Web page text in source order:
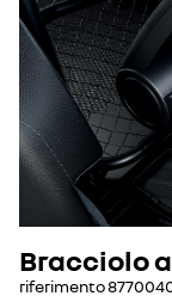
Bracciolo
riferimento